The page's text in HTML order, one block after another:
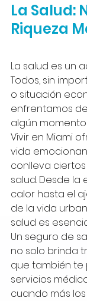
La Salud:
Riqueza
La salud es un
Todos, sin
o situación
enfrentamos
algún
Vivir en Miami
vida
conlleva
salud. Desde la
calor hasta el
de la vida
salud es
Un seguro de
no solo brinda
que también
servicios
cuando más